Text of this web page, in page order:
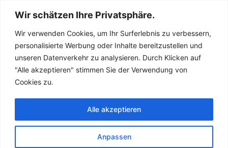
Wir schätzen Ihre Privatsphäre.
Wir verwenden Cookies, um Ihr Surferlebnis zu verbessern,
personalisierte Werbung oder Inhalte bereitzustellen und
unseren Datenverkehr zu analysieren. Durch Klicken auf
"Alle akzeptieren" stimmen Sie der Verwendung von
Cookies zu.
Anpassen
Alle akzeptieren
Sanitär Notdienst
(Klempner) für
Vahlbruch